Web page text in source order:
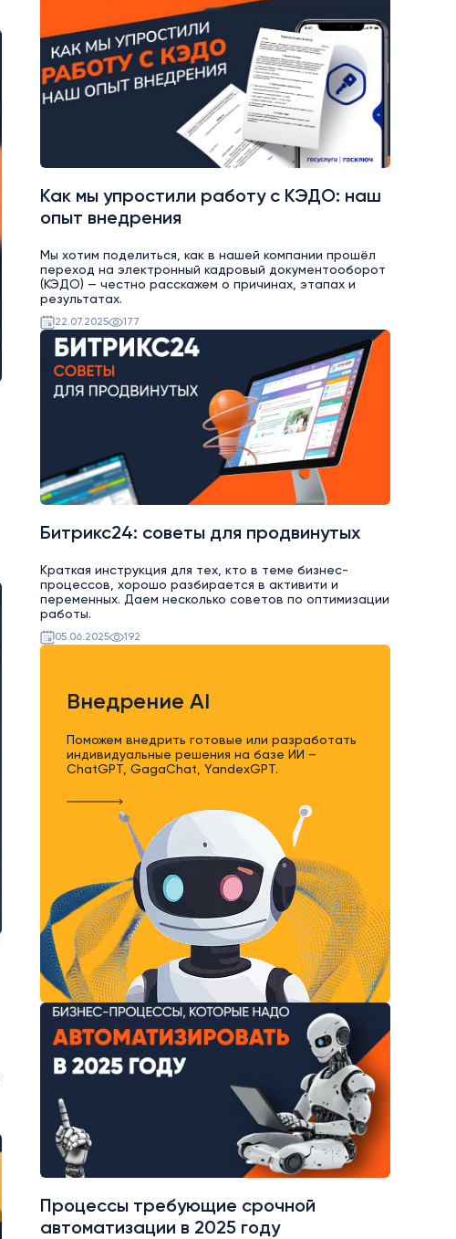
Как мы упростили работу с КЭДО: наш
опыт внедрения
Мы хотим поделиться, как в нашей компании прошёл
переход на электронный кадровый документооборот
(КЭДО) — честно расскажем о причинах, этапах и
результатах.
22.07.2025 177
Битрикс24: советы для продвинутых
Краткая инструкция для тех, кто в теме бизнес-
процессов, хорошо разбирается в активити и
переменных. Даем несколько советов по оптимизации
работы.
05.06.2025 192
Внедрение AI
Поможем внедрить готовые или разработать
индивидуальные решения на базе ИИ –
ChatGPT, GagaChat, YandexGPT.
Процессы требующие срочной
автоматизации в 2025 году